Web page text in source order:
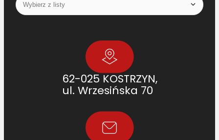
62-025 KOSTRZYN,
ul. Wrzesińska 70